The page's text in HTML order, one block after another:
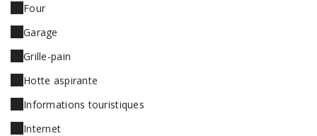
Four
Garage
Grille-pain
Hotte aspirante
Informations touristiques
Internet